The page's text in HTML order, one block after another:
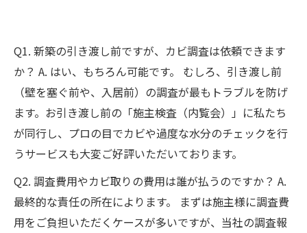
Q1. 新築の引き渡し前ですが、カビ調査は依頼できます
か？ A. はい、もちろん可能です。 むしろ、引き渡し前
（壁を塞ぐ前や、入居前）の調査が最もトラブルを防げ
ます。お引き渡し前の「施主検査（内覧会）」に私たち
が同行し、プロの目でカビや過度な水分のチェックを行
うサービスも大変ご好評いただいております。
Q2. 調査費用やカビ取りの費用は誰が払うのですか？ A.
最終的な責任の所在によります。 まずは施主様に調査費
用をご負担いただくケースが多いですが、当社の調査報